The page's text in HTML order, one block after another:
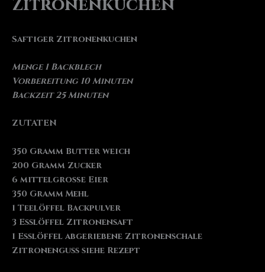
Zitronenkuchen
Saftiger Zitronenkuchen
Menge 1 Backblech
Vorbereitung 10 Minuten
Backzeit 25 Minuten
ZUTATEN
350 Gramm Butter weich
200 Gramm Zucker
6 mittelgroße Eier
350 Gramm Mehl
1 Teelöffel Backpulver
3 Esslöffel Zitronensaft
1 Esslöffel abgeriebene Zitronenschale
Zitronenguss siehe Rezept